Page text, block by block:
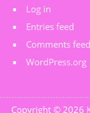
Log in
Entries feed
Comments feed
WordPress.org
Copyright © 2026